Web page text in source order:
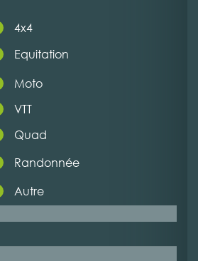
4x4
Equitation
Moto
VTT
Quad
Randonnée
Autre